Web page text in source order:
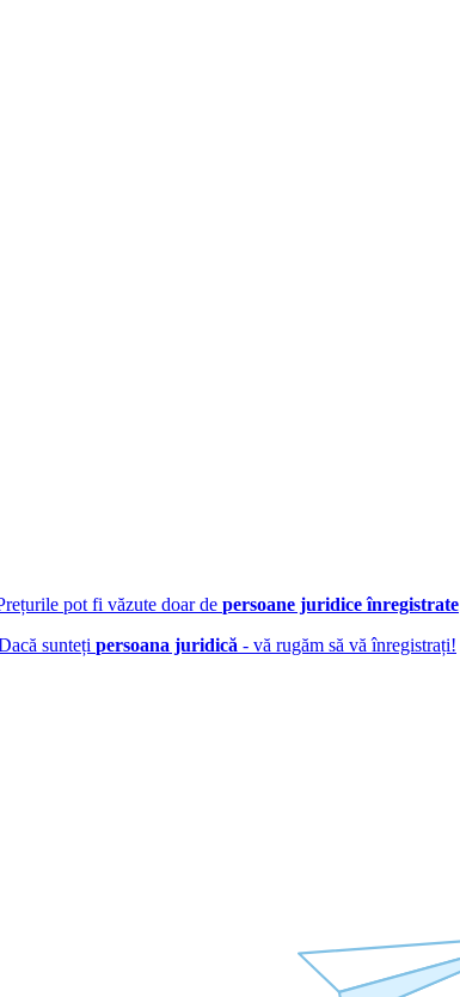
pot fi văzute doar de persoane juridice înregistrate
sunteți persoana juridică - vă rugăm să vă înregistrați!